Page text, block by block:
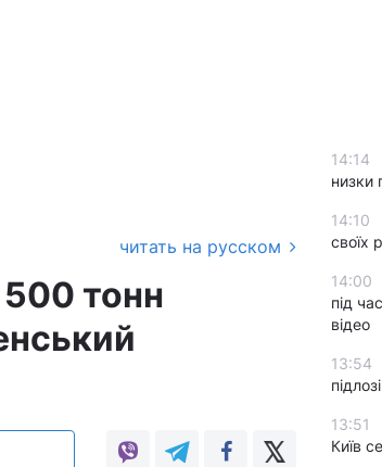
читать на русском
500 тонн
14:14
низки
14:10
своїх
14:00
під
відео
13:54
13:51
Київ